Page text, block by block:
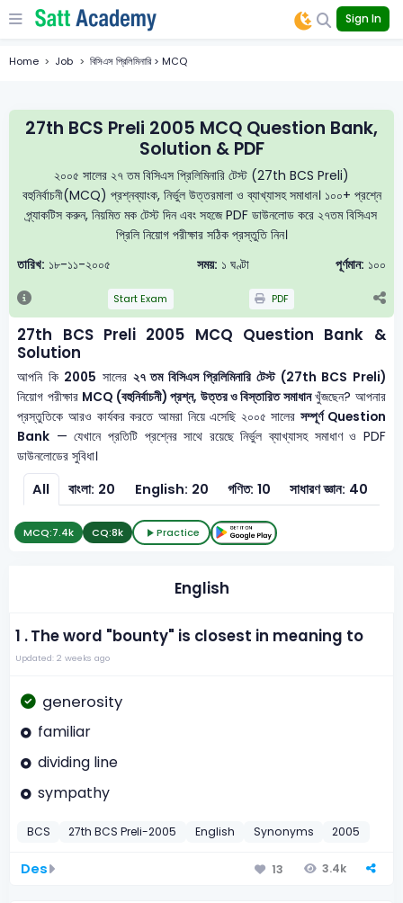
Sign In
Home Job বিসিএস প্রিলিমিনারি > MCQ
27th BCS Preli 2005 MCQ Question Bank,
Solution & PDF
২০০৫ সালের ২৭ তম বিসিএস প্রিলিমিনারি টেস্ট (27th BCS Preli)
বহুনির্বাচনী(MCQ) প্রশ্নব্যাংক, নির্ভুল উত্তরমালা ও ব্যাখ্যাসহ সমাধান। ১০০+ প্রশ্নে
প্র্যাকটিস করুন, নিয়মিত মক টেস্ট দিন এবং সহজে PDF ডাউনলোড করে ২৭তম বিসিএস
প্রিলি নিয়োগ পরীক্ষার সঠিক প্রস্তুতি নিন।
তারিখ: ১৮-১১-২০০৫ সময়: ১ ঘণ্টা পূর্ণমান: ১০০
Start Exam PDF
27th BCS Preli 2005 MCQ Question Bank &
Solution
আপনি কি 2005 সালের ২৭ তম বিসিএস প্রিলিমিনারি টেস্ট (27th BCS Preli)
নিয়োগ পরীক্ষার MCQ (বহুনির্বাচনী) প্রশ্ন, উত্তর ও বিস্তারিত সমাধানখুঁজছেন? আপনার
প্রস্তুতিকে আরও কার্যকর করতে আমরা নিয়ে এসেছি ২০০৫ সালেরসম্পূর্ণ Question
Bank — যেখানে প্রতিটি প্রশ্নের সাথে রয়েছে নির্ভুল ব্যাখ্যাসহ সমাধাণ ও PDF
ডাউনলোডের সুবিধা।
All বাংলা: 20 English: 20 গণিত: 10 সাধারণ জ্ঞান: 40
MCQ:7.4k CQ:8k Practice
English
1 .The word "bounty" is closest in meaning to
Updated: 2 weeks ago
generosity
familiar
dividing line
sympathy
BCS 27th BCS Preli-2005 English Synonyms 2005
Des 13 3.4k